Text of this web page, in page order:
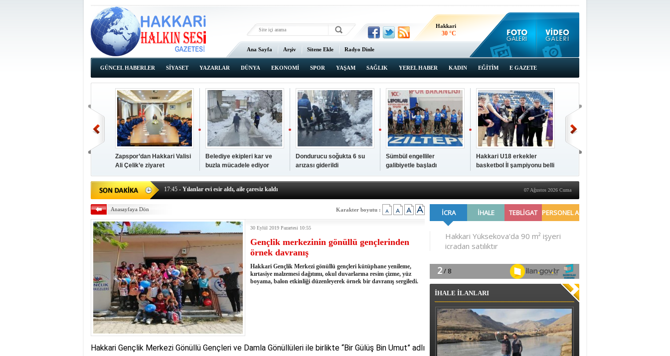
Hakkari
30 °C
Ana Sayfa Arşiv Sitene Ekle Radyo Dinle
GÜNCEL HABERLER SİYASET YAZARLAR DÜNYA EKONOMİ SPOR YAŞAM SAĞLIK YEREL HABER KADIN EĞİTİM E GAZETE
Zapspor’dan Hakkari Valisi
Ali Çelik’e ziyaret
Belediye ekipleri kar ve
buzla mücadele ediyor
Dondurucu soğukta 6 su
arızası giderildi
Sümbül engelliler
galibiyetle başladı
Hakkari U18 erkekler
basketbol İl şampiyonu belli
oldu
Toplantısı yapıldı
17:45 - Yılanlar evi esir aldı, aile çaresiz kaldı
17:43- Hakkari Cumhuriyet Başsavcısı Ufuk Turan görevine başladı
17:37- Başkan Büyüksu: Gençlerimiz için geleceğe yatırım yapıyoruz
17:35 - Hakkari'ye Raftingde Çifte Gurur
17:32- Dağcı Yüksel Işık'ın izini köylüler buldu
- Hayvanlar Şarbona karşı aşılanıyor
17:27- Hakkari'de yaz ortasında kış manzarası
19:22- Cennet-Cehennem Vadisi'nde tarihi güreş finali
19:19- CHP Hakkari ve 26 il başkanını görevden aldı
19:17- Cennet Cehennem Vadisi'nde şampiyonluk mücadelesi start aldı
19:13- Bakan Yardımcısı Çelik, Aşiret Lideri Keskin'i ziyaret etti
19:10- Hakkari'de 503 kilogram Esrar ele geçirildi
19:08- Bakan Yardımcısı Ali Çelik Hakkari’de sevgi seli
07 Ağustos 2026 Cuma
Anasayfaya Dön Karakter boyutu :
30 Eylül 2019 Pazartesi 10:55
Gençlik merkezinin gönüllü gençlerinden
örnek davranış
Hakkari Gençlik Merkezi gönüllü gençleri kütüphane yenileme,
kırtasiye malzemesi dağıtımı, okul duvarlarına resim çizme, yüz
boyama, balon etkinliği düzenleyerek örnek bir davranış sergiledi.
Hakkari Gençlik Merkezi Gönüllü Gençleri ve Damla Gönüllüleri ile birlikte “Bir Gülüş Bin Umut” adlı
İHALE İLANLARI